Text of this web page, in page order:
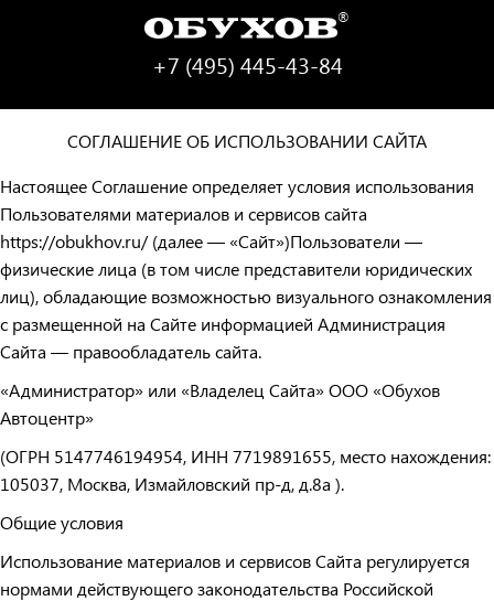
®
+7 (495) 445-43-84
СОГЛАШЕНИЕ ОБ ИСПОЛЬЗОВАНИИ САЙТА
Настоящее Соглашение определяет условия использования
Пользователями материалов и сервисов сайта
https://obukhov.ru/ (далее — «Сайт»)Пользователи —
физические лица (в том числе представители юридических
лиц), обладающие возможностью визуального ознакомления
с размещенной на Сайте информацией Администрация
Сайта — правообладатель сайта.
«Администратор» или «Владелец Сайта» ООО «Обухов
Автоцентр»
(ОГРН 5147746194954, ИНН 7719891655, место нахождения:
105037, Москва, Измайловский пр-д, д.8а ).
Общие условия
Использование материалов и сервисов Сайта регулируется
нормами действующего законодательства Российской